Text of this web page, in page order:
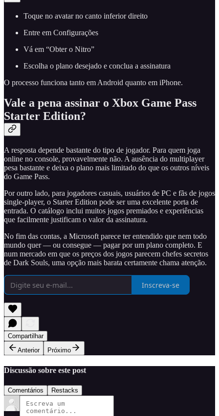
Toque no avatar no canto inferior direito
Entre em Configurações
Vá em “Obter o Nitro”
Escolha o plano desejado e conclua a assinatura
O processo funciona tanto em Android quanto em iPhone.
Vale a pena assinar o Xbox Game Pass
Starter Edition?
A resposta depende bastante do tipo de jogador. Para quem joga
online no console, provavelmente não. A ausência do multiplayer
pesa bastante e deixa o plano mais limitado do que os outros níveis
do Game Pass.
Por outro lado, para jogadores casuais, usuários de PC e fãs de jogos
single-player, o Starter Edition pode ser uma excelente porta de
entrada. O catálogo inclui muitos jogos premiados e experiências
que facilmente justificam o valor da assinatura.
No fim das contas, a Microsoft parece ter entendido que nem todo
mundo quer — ou consegue — pagar por um plano completo. E
num mercado em que os preços dos jogos parecem chefes secretos
de Dark Souls, uma opção mais barata certamente chama atenção.
Inscreva-se
Compartilhar
Anterior
Próximo
Discussão sobre este post
Comentários Restacks